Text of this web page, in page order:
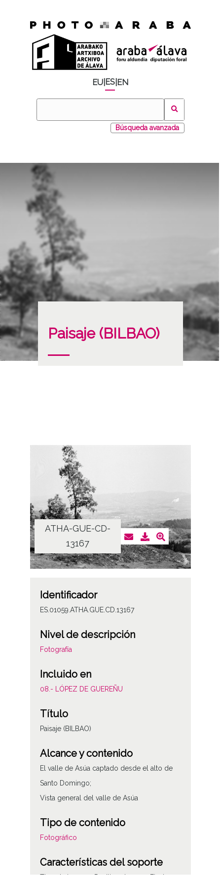
EU ES EN
Búsqueda avanzada
Paisaje (BILBAO)
ATHA-GUE-CD-
13167
Identificador
ES.01059.ATHA.GUE.CD.13167
Nivel de descripción
Fotografía
Incluido en
08.- LÓPEZ DE GUEREÑU
Título
Paisaje (BILBAO)
Alcance y contenido
El valle de Asúa captado desde el alto de
Santo Domingo;
Vista general del valle de Asúa
Tipo de contenido
Fotográfico
Características del soporte
Tipo de imagen: Positivos Imagen Final: